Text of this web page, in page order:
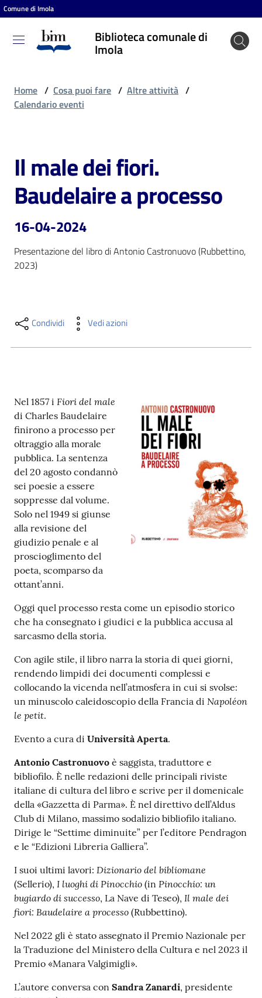
Vai al contenuto
Vai alla navigazione
Vai al footer
Comune di Imola
Biblioteca comunale di
Imola
Biblioteca
comunale
Cosa
puoi
fare
Scopri
i
Risorse
Casa
Piani
Archivio
storico
Decentrate
Patto
per
la
su
Catalogo
on line
Eventi
Chiedi al
bibliotecario
Orari
Home / Cosa puoi fare / Altre attività /
Calendario eventi
Salta al contenuto
Il male dei fiori.
Baudelaire a processo
16-04-2024
Presentazione del libro di Antonio Castronuovo (Rubbettino,
2023)
Condividi Vedi azioni
Nel 1857 i Fiori del male
di Charles Baudelaire
finirono a processo per
oltraggio alla morale
pubblica. La sentenza
del 20 agosto condannò
sei poesie a essere
soppresse dal volume.
Solo nel 1949 si giunse
alla revisione del
giudizio penale e al
proscioglimento del
poeta, scomparso da
ottant’anni.
Oggi quel processo resta come un episodio storico
che ha consegnato i giudici e la pubblica accusa al
sarcasmo della storia.
Con agile stile, il libro narra la storia di quei giorni,
rendendo limpidi dei documenti complessi e
collocando la vicenda nell’atmosfera in cui si svolse:
un minuscolo caleidoscopio della Francia di Napoléon
le petit.
Evento a cura di Università Aperta.
Antonio Castronuovo è saggista, traduttore e
bibliofilo. È nelle redazioni delle principali riviste
italiane di cultura del libro e scrive per il domenicale
della «Gazzetta di Parma». È nel direttivo dell’Aldus
Club di Milano, massimo sodalizio bibliofilo italiano.
Dirige le “Settime diminuite” per l’editore Pendragon
e le “Edizioni Libreria Galliera”.
I suoi ultimi lavori: Dizionario del bibliomane
(Sellerio), I luoghi di Pinocchio (in Pinocchio: un
bugiardo di successo, La Nave di Teseo), Il male dei
fiori: Baudelaire a processo (Rubbettino).
Nel 2022 gli è stato assegnato il Premio Nazionale per
la Traduzione del Ministero della Cultura e nel 2023 il
Premio «Manara Valgimigli».
L’autore conversa con Sandra Zanardi, presidente